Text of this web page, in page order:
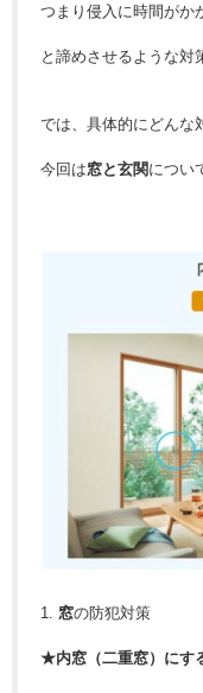
つまり侵入に時間がか
と諦めさせるような対
では、具体的にどんな
今回は窓と玄関につい
1. 窓の防犯対策
★内窓（二重窓）にす